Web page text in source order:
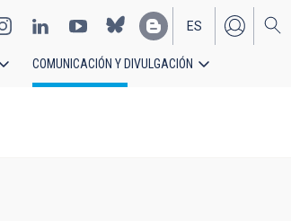
EN
ES
COMUNICACIÓN Y DIVULGACIÓN